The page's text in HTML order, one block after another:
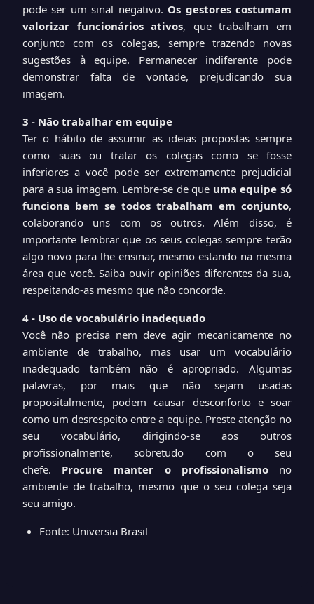
pode ser um sinal negativo. Os gestores costumam
valorizar funcionários ativos, que trabalham em
conjunto com os colegas, sempre trazendo novas
sugestões à equipe. Permanecer indiferente pode
demonstrar falta de vontade, prejudicando sua
imagem.
3 - Não trabalhar em equipe
Ter o hábito de assumir as ideias propostas sempre
como suas ou tratar os colegas como se fosse
inferiores a você pode ser extremamente prejudicial
para a sua imagem. Lembre-se de que uma equipe só
funciona bem se todos trabalham em conjunto,
colaborando uns com os outros. Além disso, é
importante lembrar que os seus colegas sempre terão
algo novo para lhe ensinar, mesmo estando na mesma
área que você. Saiba ouvir opiniões diferentes da sua,
respeitando-as mesmo que não concorde.
4 - Uso de vocabulário inadequado
Você não precisa nem deve agir mecanicamente no
ambiente de trabalho, mas usar um vocabulário
inadequado também não é apropriado. Algumas
palavras, por mais que não sejam usadas
propositalmente, podem causar desconforto e soar
como um desrespeito entre a equipe. Preste atenção no
seu vocabulário, dirigindo-se aos outros
profissionalmente, sobretudo com o seu
chefe. Procure manter o profissionalismono
ambiente de trabalho, mesmo que o seu colega seja
seu amigo.
Fonte: Universia Brasil